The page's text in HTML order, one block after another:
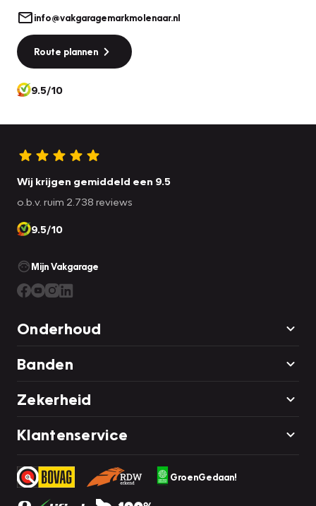
info@vakgaragemarkmolenaar.nl
Route plannen
9.5/10
Wij krijgen gemiddeld een 9.5
o.b.v. ruim 2.738 reviews
9.5/10
Mijn Vakgarage
Onderhoud
Banden
Zekerheid
Klantenservice
GroenGedaan!